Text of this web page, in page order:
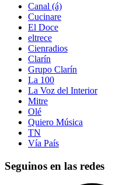
Canal (á)
Cucinare
El Doce
eltrece
Cienradios
Clarín
Grupo Clarín
La 100
La Voz del Interior
Mitre
Olé
Quiero Música
TN
Vía País
Seguinos en las redes